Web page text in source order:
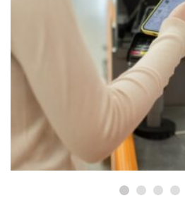
ACTUALIDAD
Consum reparte 15,5
euros en cheques y
entre más de 511.000
en Cataluña durante